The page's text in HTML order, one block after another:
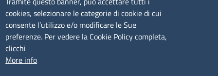
Camera di Commercio, Industria, Artigianato e
Agricoltura di Sassari
PEC
P.IVA01047570906
cookies, selezionare le categorie di cookie di cui
consente l’utilizzo e/o modificare le Sue
preferenze. Per vedere la Cookie Policy completa,
clicchi
More info